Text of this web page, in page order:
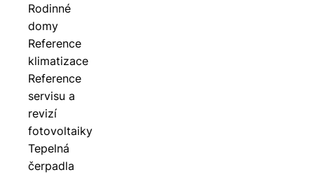
Rodinné
domy
Reference
klimatizace
Reference
servisu a
revizí
fotovoltaiky
Tepelná
čerpadla